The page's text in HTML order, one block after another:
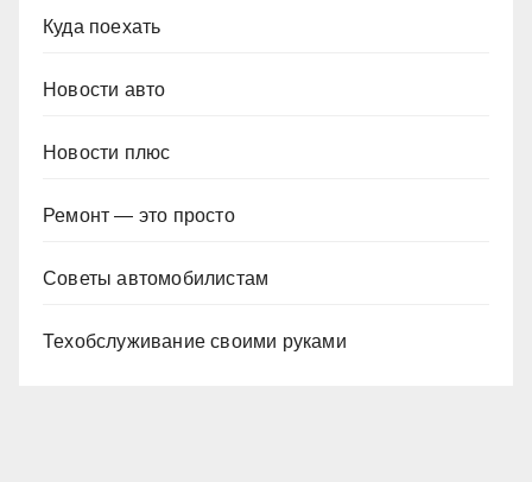
Куда поехать
Новости авто
Новости плюс
Ремонт — это просто
Советы автомобилистам
Техобслуживание своими руками